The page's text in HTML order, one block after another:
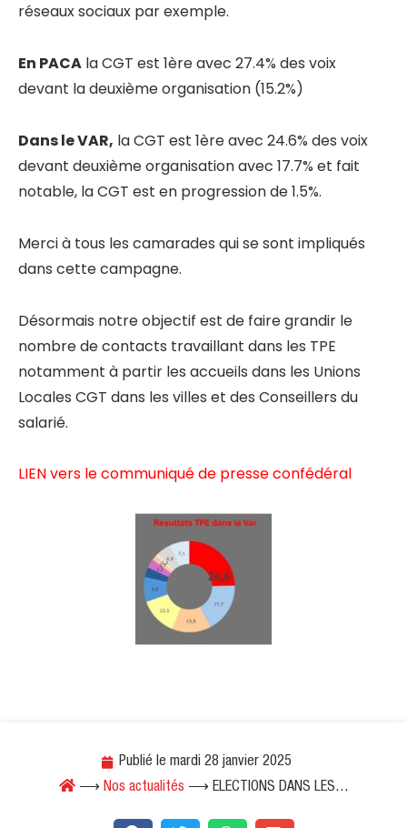
réseaux sociaux par exemple.
En PACA la CGT est 1ère avec 27.4% des voix
devant la deuxième organisation (15.2%)
Dans le VAR, la CGT est 1ère avec 24.6% des voix
devant deuxième organisation avec 17.7% et fait
notable, la CGT est en progression de 1.5%.
Merci à tous les camarades qui se sont impliqués
dans cette campagne.
Désormais notre objectif est de faire grandir le
nombre de contacts travaillant dans les TPE
notamment à partir les accueils dans les Unions
Locales CGT dans les villes et des Conseillers du
salarié.
LIEN vers le communiqué de presse confédéral
Publié le mardi 28 janvier 2025
⟶ Nos actualités ⟶ ELECTIONS DANS LES…